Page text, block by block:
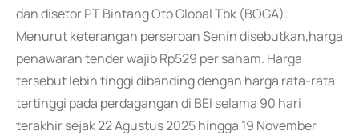
dan disetor PT Bintang Oto Global Tbk (BOGA).
Menurut keterangan perseroan Senin disebutkan,harga
penawaran tender wajib Rp529 per saham. Harga
tersebut lebih tinggi dibanding dengan harga rata-rata
tertinggi pada perdagangan di BEI selama 90 hari
terakhir sejak 22 Agustus 2025 hingga 19 November